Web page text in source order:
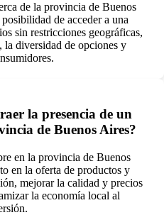
de la provincia de Buenos
de acceder a una
sin restricciones geográficas,
la diversidad de opciones y
la presencia de un
de Buenos Aires?
en la provincia de Buenos
en la oferta de productos y
mejorar la calidad y precios
la economía local al